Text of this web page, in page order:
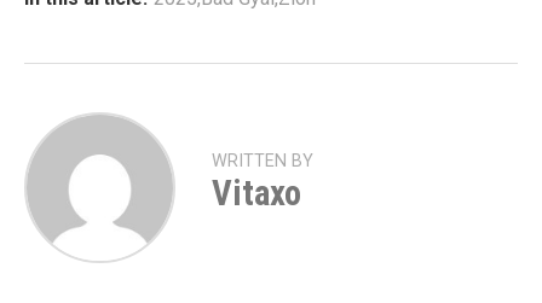
WRITTEN BY
Vitaxo